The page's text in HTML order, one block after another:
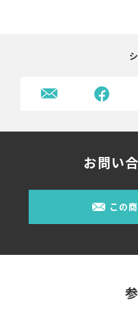
お問い
この